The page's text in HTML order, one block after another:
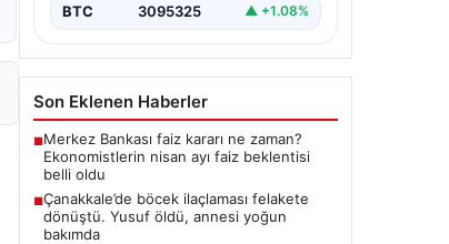
BTC 3095325 ▲ +1.08%
Son Eklenen Haberler
■Merkez Bankası faiz kararı ne zaman?
Ekonomistlerin nisan ayı faiz beklentisi
belli oldu
■Çanakkale’de böcek ilaçlaması felakete
dönüştü. Yusuf öldü, annesi yoğun
bakımda